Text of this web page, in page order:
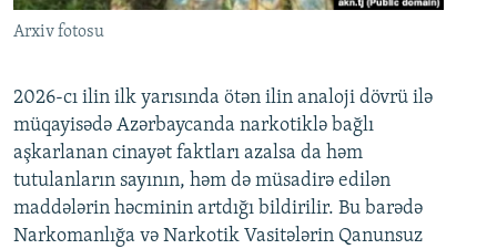
Arxiv fotosu
2026-cı ilin ilk yarısında ötən ilin analoji dövrü ilə
müqayisədə Azərbaycanda narkotiklə bağlı
aşkarlanan cinayət faktları azalsa da həm
tutulanların sayının, həm də müsadirə edilən
maddələrin həcminin artdığı bildirilir. Bu barədə
Narkomanlığa və Narkotik Vasitələrin Qanunsuz